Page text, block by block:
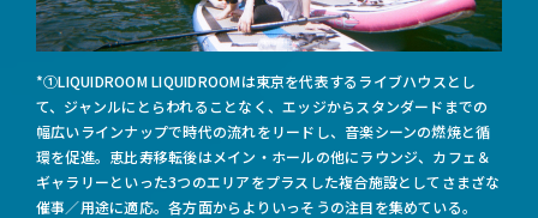
*①LIQUIDROOM LIQUIDROOMは東京を代表するライブハウスとし
て、ジャンルにとらわれることなく、エッジからスタンダードまでの
幅広いラインナップで時代の流れをリードし、音楽シーンの燃焼と循
環を促進。恵比寿移転後はメイン・ホールの他にラウンジ、カフェ＆
ギャラリーといった3つのエリアをプラスした複合施設としてさまざな
催事／用途に適応。各方面からよりいっそうの注目を集めている。